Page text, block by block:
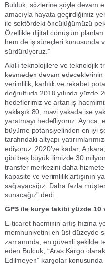
Bulduk, sözlerine şöyle devam
amacıyla hayata geçirdiğimiz
ile sektördeki öncülüğümüzü
Özellikle dijital dönüşüm
hem de iş süreçleri konusunda
sürdürüyoruz.”
Akıllı teknolojilere ve teknolojik
kesmeden devam edeceklerinin
verimlilik, karlılık ve rekabet
doğrultuda 2018 yılında yüzde
hedeflerimiz ve artan iş
yaklaşık 80, mavi yakada ise
yaratmayı hedefliyoruz.
büyüme potansiyelinden en iyi
tarafındaki altyapı
ediyoruz. 2020’ye kadar,
gibi beş büyük ilimizde 30
transfer merkezini daha hizmete
kapasite ve verimlilik artışının
sağlayacağız. Daha fazla
sunacağız” dedi.
GPS ile kurye takibi yüzde 10
E-ticaret hacminin artış hızına
memnuniyetini en üst düzeyde
zamanında, en güvenli şekilde
eden Bulduk, “Aras Kargo
Edilmeyen” kargolar konusunda